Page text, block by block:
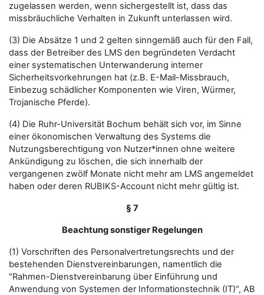
zugelassen werden, wenn sichergestellt ist, dass das
missbräuchliche Verhalten in Zukunft unterlassen wird.
(3) Die Absätze 1 und 2 gelten sinngemäß auch für den Fall,
dass der Betreiber des LMS den begründeten Verdacht
einer systematischen Unterwanderung interner
Sicherheitsvorkehrungen hat (z.B. E-Mail-Missbrauch,
Einbezug schädlicher Komponenten wie Viren, Würmer,
Trojanische Pferde).
(4) Die Ruhr-Universität Bochum behält sich vor, im Sinne
einer ökonomischen Verwaltung des Systems die
Nutzungsberechtigung von Nutzer*innen ohne weitere
Ankündigung zu löschen, die sich innerhalb der
vergangenen zwölf Monate nicht mehr am LMS angemeldet
haben oder deren RUBIKS-Account nicht mehr gültig ist.
§ 7
Beachtung sonstiger Regelungen
(1) Vorschriften des Personalvertretungsrechts und der
bestehenden Dienstvereinbarungen, namentlich die
"Rahmen-Dienstvereinbarung über Einführung und
Anwendung von Systemen der Informationstechnik (IT)“, AB